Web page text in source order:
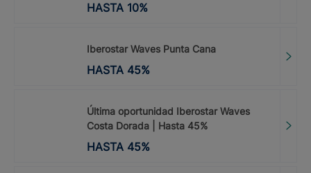
HASTA 10%
Iberostar Waves Punta Cana
HASTA 45%
Última oportunidad Iberostar Waves
Costa Dorada | Hasta 45%
HASTA 45%